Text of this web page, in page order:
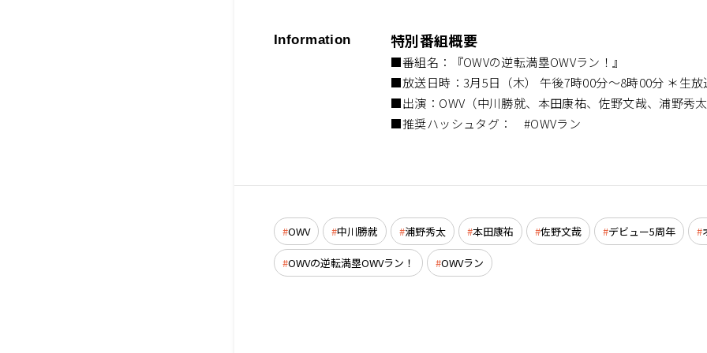
Information 特別番組概要
■番組名：『OWVの逆転満塁OWVラン！』
■放送日時：3月5日（木） 午後7時00分～8時00分 ＊生放
■出演：OWV（中川勝就、本田康祐、佐野文哉、浦野秀太
■推奨ハッシュタグ： #OWVラン
OWV 中川勝就 浦野秀太 本田康祐 佐野文哉 デビュー5周年
OWVの逆転満塁OWVラン！ OWVラン